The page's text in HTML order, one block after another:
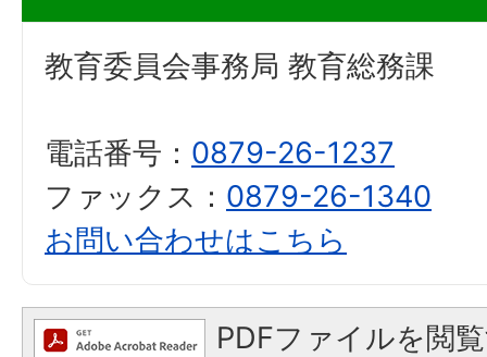
教育委員会事務局 教育総務課
電話番号： 0879-26-1237
ファックス： 0879-26-1340
お問い合わせはこちら
PDFファイルを閲